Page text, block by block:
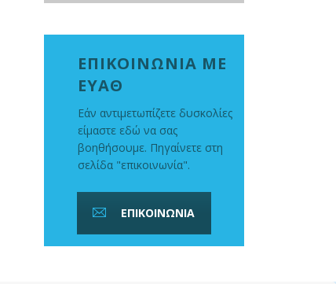
ΕΠΙΚΟΙΝΩΝΙΑ ΜΕ
ΕΥΑΘ
Εάν αντιμετωπίζετε δυσκολίες
είμαστε εδώ να σας
βοηθήσουμε. Πηγαίνετε στη
σελίδα "επικοινωνία".
ΕΠΙΚΟΙΝΩΝΙΑ